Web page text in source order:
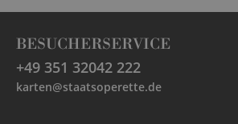
BESUCHERSERVICE
+49 351 32042 222
karten@staatsoperette.de